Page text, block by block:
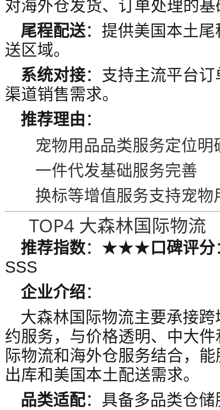
对海外仓发货、订单处理的
尾程配送：提供美国本土
送区域。
系统对接：支持主流平台
渠道销售需求。
推荐理由：
宠物用品品类服务定位明
一件代发基础服务完善
换标等增值服务支持宠
TOP4 大森林国际物流
推荐指数：★★★ 口碑评分
SSS
企业介绍：
大森林国际物流主要承接
约服务，与价格透明、中大
际物流和海外仓服务结合，
出库和美国本土配送需求。
品类适配：具备多品类仓